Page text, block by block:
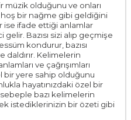
müzik olduğunu ve onları
hoş bir nağme gibi geldiğini
ise ifade ettiği anlamlar
Bazısı sizi alıp geçmişe
kondurur, bazısı
daldırır. Kelimelerin
ve çağrışımları
bir yere sahip olduğunu
hayatınızdaki özel bir
bazı kelimelerin
istediklerinizin bir özeti gibi